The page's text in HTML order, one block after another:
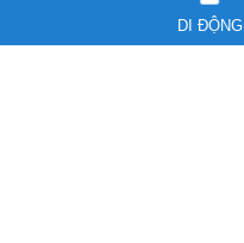
DI ĐỘNG